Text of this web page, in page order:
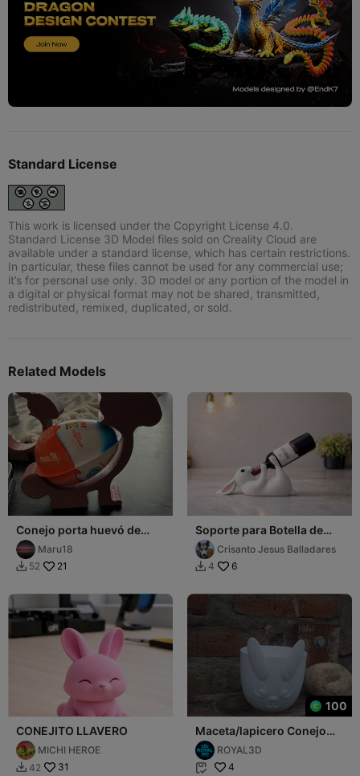
Standard License
This work is licensed under the Copyright License 4.0.
Standard License 3D Model files sold on Creality Cloud are
available under a standard license, which has certain restrictions.
In particular, these files cannot be used for any commercial use;
it’s for personal use only. 3D model or any portion of the model in
a digital or physical format may not be shared, transmitted,
redistributed, remixed, duplicated, or sold.
Related Models
Conejo porta huevó de
pascuaMaru18
 52 21
Soporte para Botella de
VinoCrisanto Jesus Balladares
 4 6
CONEJITO LLAVERO
MICHI HEROE
 42 31
100
Maceta/lapicero Conejo
CuteROYAL3D
 4